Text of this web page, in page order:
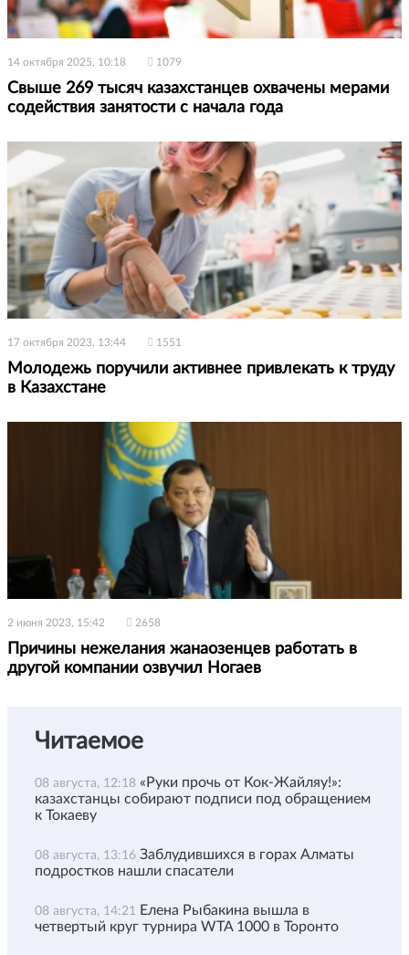
14 октября 2025, 10:18 1079
Свыше 269 тысяч казахстанцев охвачены мерами
содействия занятости с начала года
17 октября 2023, 13:44 1551
Молодежь поручили активнее привлекать к труду
в Казахстане
2 июня 2023, 15:42 2658
Причины нежелания жанаозенцев работать в
другой компании озвучил Ногаев
Читаемое
08 августа, 12:18 «Руки прочь от Кок-Жайляу!»:
казахстанцы собирают подписи под обращением
к Токаеву
08 августа, 13:16 Заблудившихся в горах Алматы
подростков нашли спасатели
08 августа, 14:21 Елена Рыбакина вышла в
четвертый круг турнира WTA 1000 в Торонто